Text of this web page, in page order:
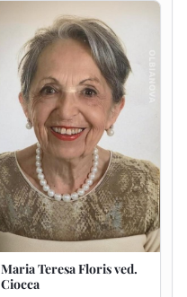
Maria Teresa Floris ved.
Ciocca